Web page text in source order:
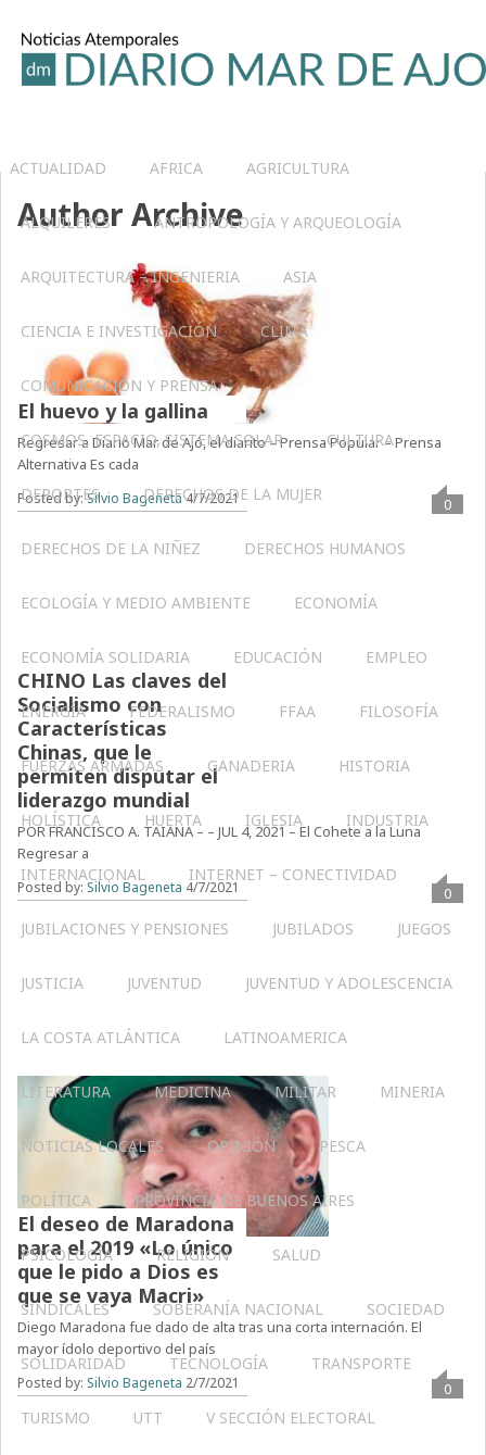
ACTUALIDAD AFRICA AGRICULTURA
ALQUILERES ANTROPOLOGÍA Y ARQUEOLOGÍA
ARQUITECTURA – INGENIERIA ASIA
CIENCIA E INVESTIGACIÓN CLIMA
COMUNICACIÓN Y PRENSA
COSMOS, ESPACIO, SISTEMA SOLAR CULTURA
DEPORTES DERECHOS DE LA MUJER
DERECHOS DE LA NIÑEZ DERECHOS HUMANOS
ECOLOGÍA Y MEDIO AMBIENTE ECONOMÍA
ECONOMÍA SOLIDARIA EDUCACIÓN EMPLEO
ENERGÍA FEDERALISMO FFAA FILOSOFÍA
FUERZAS ARMADAS GANADERIA HISTORIA
HOLÍSTICA HUERTA IGLESIA INDUSTRIA
INTERNACIONAL INTERNET – CONECTIVIDAD
JUBILACIONES Y PENSIONES JUBILADOS JUEGOS
JUSTICIA JUVENTUD JUVENTUD Y ADOLESCENCIA
LA COSTA ATLÁNTICA LATINOAMERICA
LITERATURA MEDICINA MILITAR MINERIA
NOTICIAS LOCALES OPINIÓN PESCA
POLÍTICA PROVINCIA DE BUENOS AIRES
PSICOLOGÍA RELIGIÓN SALUD
SINDICALES SOBERANÍA NACIONAL SOCIEDAD
SOLIDARIDAD TECNOLOGÍA TRANSPORTE
TURISMO UTT V SECCIÓN ELECTORAL
Author Archive
El huevo y la gallina
Regresar a Diario Mar de Ajó, el diarito – Prensa Popular – Prensa
Alternativa Es cada
Posted by:Silvio Bageneta4/7/2021 0
CIEN AÑOS DEL PC
CHINO Las claves del
Socialismo con
Características
Chinas, que le
permiten disputar el
liderazgo mundial
POR FRANCISCO A. TAIANA – – JUL 4, 2021 – El Cohete a la Luna
Regresar a
Posted by: Silvio Bageneta 4/7/2021 0
El deseo de Maradona
para el 2019 «Lo único
que le pido a Dios es
que se vaya Macri»
Diego Maradona fue dado de alta tras una corta internación. El
mayor ídolo deportivo del país
Posted by: Silvio Bageneta 2/7/2021 0